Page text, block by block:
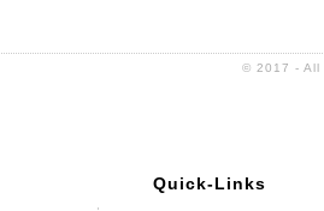
© 2017 - All
Quick-Links